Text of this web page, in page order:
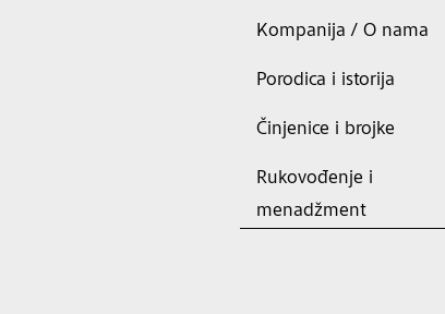
Kompanija / O nama
Porodica i istorija
Činjenice i brojke
Rukovođenje i
menadžment